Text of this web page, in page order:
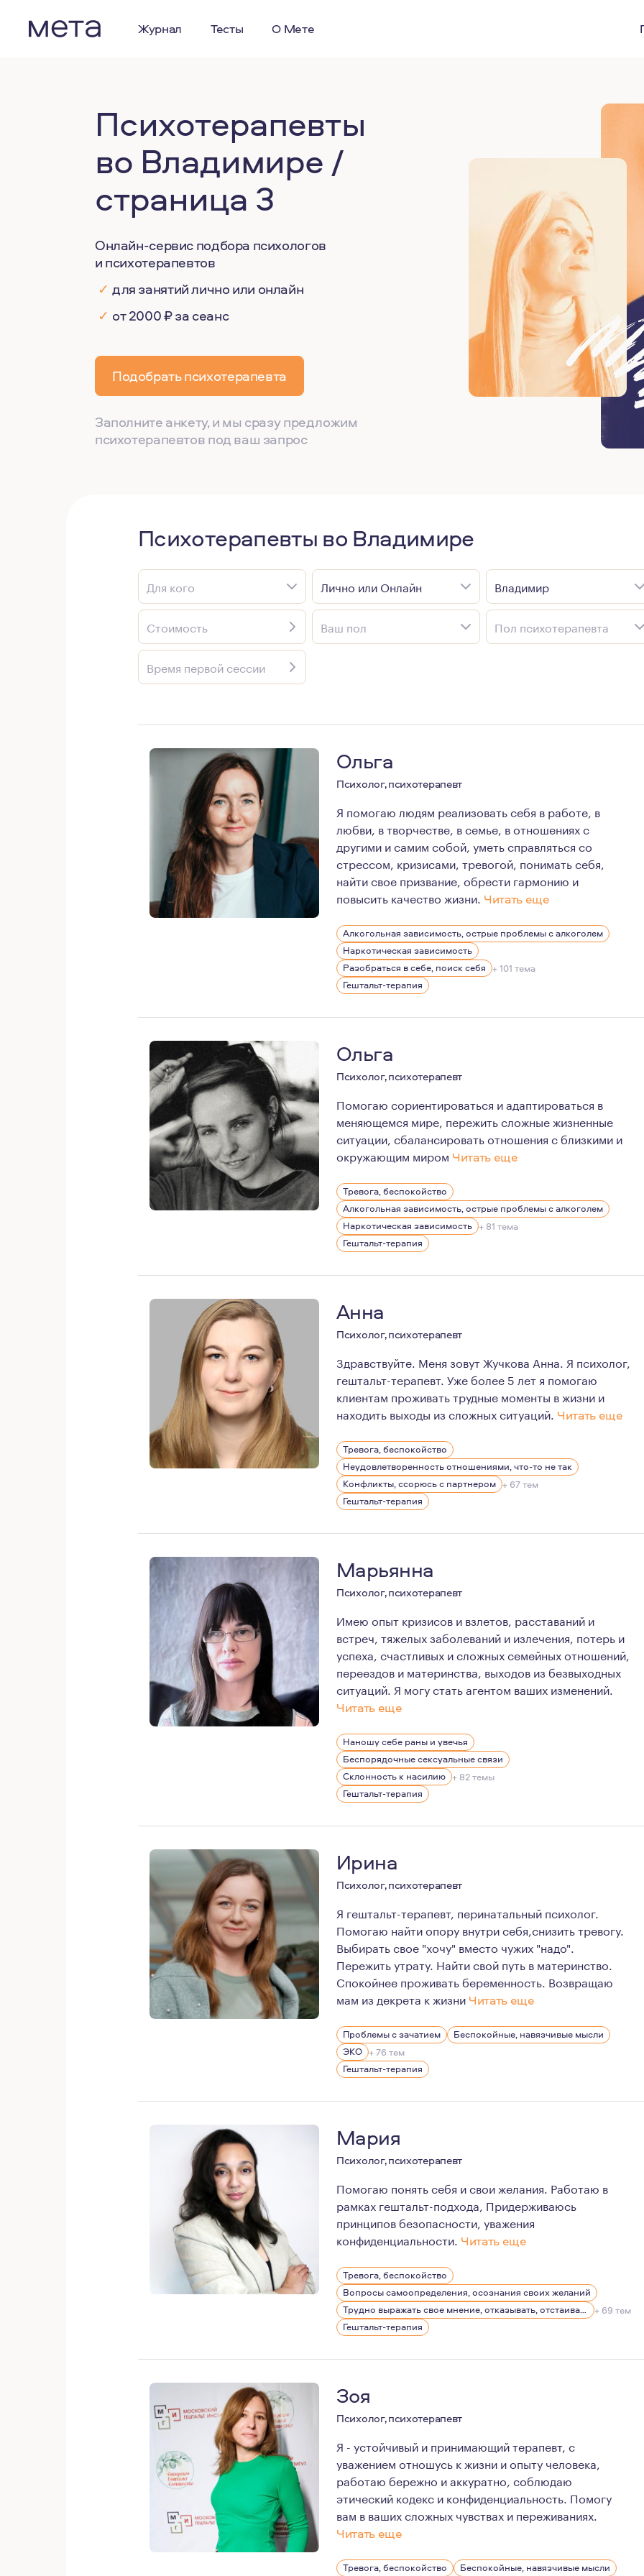
Журнал Тесты О Мете
Психотерапевты
во Владимире /
страница 3
Онлайн-сервис подбора психологов
и психотерапевтов
✓ для занятий лично или онлайн
✓ от 2000 ₽ за сеанс
Подобрать психотерапевта
Заполните анкету, и мы сразу предложим
психотерапевтов под ваш запрос
Психотерапевты во Владимире
Для кого Лично или Онлайн Владимир
Стоимость Ваш пол Пол психотерапевта
Время первой сессии
Ольга
Психолог, психотерапевт
Я помогаю людям реализовать себя в работе, в
любви, в творчестве, в семье, в отношениях с
другими и самим собой, уметь справляться со
стрессом, кризисами, тревогой, понимать себя,
найти свое призвание, обрести гармонию и
повысить качество жизни. Читать еще
Психология всегда меня интересовала, как способ
Хорошая психотерапия может многое изменить, и
Мои личные качества психолога: Я эмоционально
И самое важное про меня-это честность и глубокое
Алкогольная зависимость, острые проблемы с алкоголем
Наркотическая зависимость
Разобраться в себе, поиск себя + 101 тема
Гештальт-терапия
Ольга
Психолог, психотерапевт
Помогаю сориентироваться и адаптироваться в
меняющемся мире, пережить сложные жизненные
ситуации, сбалансировать отношения с близкими и
окружающим миром Читать еще
По первому образованию я искусствовед, куратор
В своей практике опираюсь на гуманистические и
В работе придерживаюсь этических стандартов
Тревога, беспокойство
Алкогольная зависимость, острые проблемы с алкоголем
Наркотическая зависимость + 81 тема
Гештальт-терапия
Анна
Психолог, психотерапевт
Здравствуйте. Меня зовут Жучкова Анна. Я психолог,
гештальт-терапевт. Уже более 5 лет я помогаю
клиентам проживать трудные моменты в жизни и
находить выходы из сложных ситуаций. Читать еще
В психологию я пришла в осознанном возрасте.
Очень люблю эту профессию, люблю учиться и
Я очень люблю природу, прогулки и собак. Для меня
В
Тревога, беспокойство
Неудовлетворенность отношениями, что-то не так
Конфликты, ссорюсь с партнером + 67 тем
Гештальт-терапия
Марьянна
Психолог, психотерапевт
Имею опыт кризисов и взлетов, расставаний и
встреч, тяжелых заболеваний и излечения, потерь и
успеха, счастливых и сложных семейных отношений,
переездов и материнства, выходов из безвыходных
ситуаций. Я могу стать агентом ваших изменений.
Читать еще
Мои успехи в профессии, высокая устойчивость,
В последние годы активно работаю с молодыми,
Наношу себе раны и увечья
Беспорядочные сексуальные связи
Склонность к насилию + 82 темы
Гештальт-терапия
Ирина
Психолог, психотерапевт
Я гештальт-терапевт, перинатальный психолог.
Помогаю найти опору внутри себя,снизить тревогу.
Выбирать свое "хочу" вместо чужих "надо".
Пережить утрату. Найти свой путь в материнство.
Спокойнее проживать беременность. Возвращаю
мам из декрета к жизни Читать еще
Мои мысли и убеждения:
- если вы решили найти психолога, первый шаг
- нет плохих и хороших чувств, все чувства важны;
- если выхода нет - это значит, что выход есть, но он
Мне 39 лет, я замужем и мама двух дочек - 9 и 3 лет.
В перинатальную тему я пришла из своего личного
Проблемы с зачатием
Беспокойные, навязчивые мысли
ЭКО + 76 тем
Гештальт-терапия
Мария
Психолог, психотерапевт
Помогаю понять себя и свои желания. Работаю в
рамках гештальт-подхода, Придерживаюсь
принципов безопасности, уважения
конфиденциальности. Читать еще
Много работала в бизнесе в качестве менеджера по
Пишу стихи.
Тревога, беспокойство
Вопросы самоопределения, осознания своих желаний
Трудно выражать свое мнение, отказывать, отстаивать себя
+ 69 тем
Гештальт-терапия
Зоя
Психолог, психотерапевт
Я - устойчивый и принимающий терапевт, с
уважением отношусь к жизни и опыту человека,
работаю бережно и аккуратно, соблюдаю
этический кодекс и конфиденциальность. Помогу
вам в ваших сложных чувствах и переживаниях.
Читать еще
У меня разнообразный опыт личной и
Тревога, беспокойство Беспокойные, навязчивые мысли